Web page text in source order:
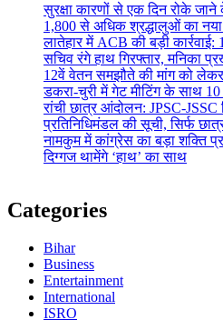
सुरक्षा कारणों से एक दिन रोके
1,800 से अधिक श्रद्धालुओं का नया
लातेहार में ACB की बड़ी
सचिव रंगे हाथ गिरफ्तार, मनिका
12वें वेतन समझौते की मांग को
डकरा-चुरी में गेट मीटिंग के साथ
रांची छात्र आंदोलन: JPSC-JSSC
प्रतिनिधिमंडल की सूची, सिर्फ
नामकुम में कांग्रेस का बड़ा शक्ति
दिग्गज थामेंगे ‘हाथ’ का साथ
Categories
Bihar
Business
Entertainment
International
ISRO